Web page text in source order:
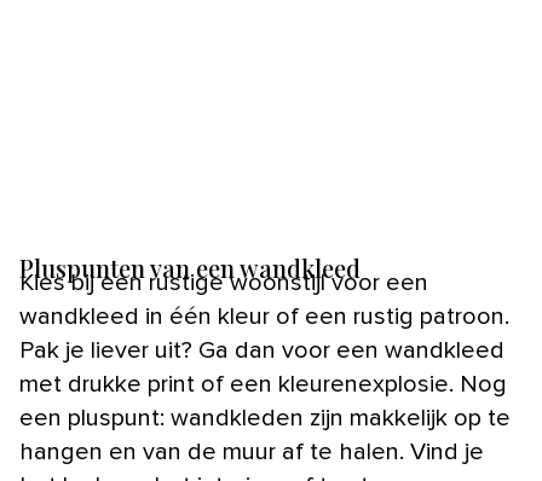
Pluspunten van een wandkleed
Kies bij een rustige woonstijl voor een
wandkleed in één kleur of een rustig patroon.
Pak je liever uit? Ga dan voor een wandkleed
met drukke print of een kleurenexplosie. Nog
een pluspunt: wandkleden zijn makkelijk op te
hangen en van de muur af te halen. Vind je